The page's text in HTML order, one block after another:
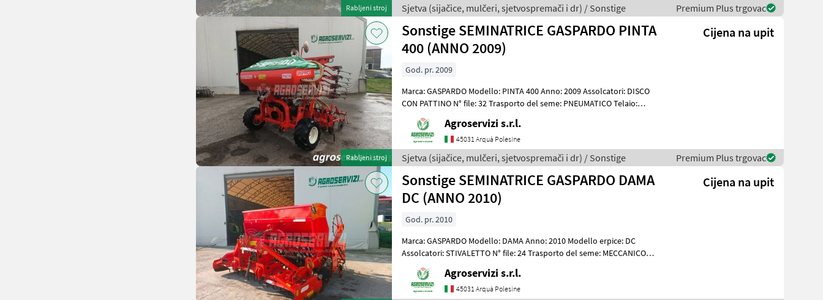
Rabljeni stroj Sjetva (sijačice, mulčeri, sjetvospremači i dr) / Sonstige Premium Plus trgovac
Rabljeni stroj
Sonstige SEMINATRICE GASPARDO PINTA
400 (ANNO 2009)
Cijena na upit
God. pr. 2009
Marca: GASPARDO Modello: PINTA 400 Anno: 2009 Assolcatori: DISCO
CON PATTINO N° file: 32 Trasporto del seme: PNEUMATICO Telaio:
Agroservizi s.r.l.
45031 Arquà Polesine
Sjetva (sijačice, mulčeri, sjetvospremači i dr) / Sonstige Premium Plus trgovac
Sonstige SEMINATRICE GASPARDO DAMA
DC (ANNO 2010)
Cijena na upit
God. pr. 2010
Marca: GASPARDO Modello: DAMA Anno: 2010 Modello erpice: DC
Assolcatori: STIVALETTO N° file: 24 Trasporto del seme: MECCANICO
Agroservizi s.r.l.
45031 Arquà Polesine